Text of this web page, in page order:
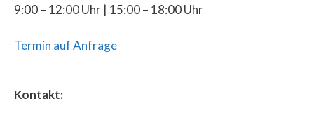
9:00 – 12:00 Uhr | 15:00 – 18:00 Uhr
Termin auf Anfrage
Kontakt: